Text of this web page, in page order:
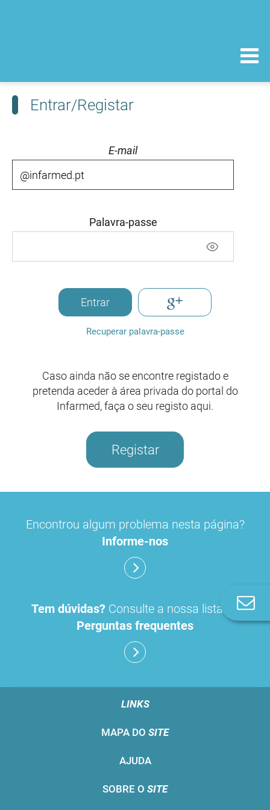
Entrar/Registar
E-mail
Palavra-passe
Entrar
Recuperar palavra-passe
Caso ainda não se encontre registado e
pretenda aceder à área privada do portal do
Infarmed, faça o seu registo aqui.
Registar
Encontrou algum problema nesta página?
Informe-nos
Tem dúvidas? Consulte a nossa lista de
Perguntas frequentes
LINKS
MAPA DO SITE
AJUDA
SOBRE O SITE